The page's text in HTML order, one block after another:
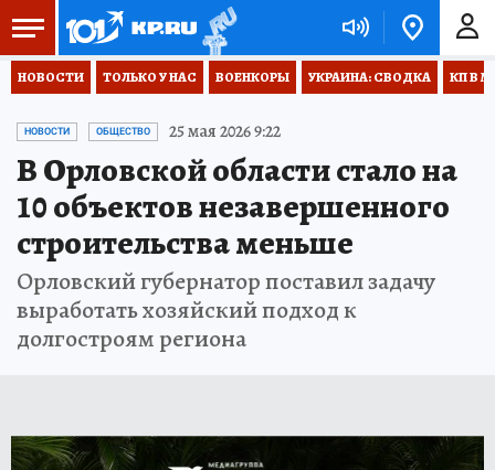
НОВОСТИ ТОЛЬКО У НАС ВОЕНКОРЫ УКРАИНА: СВОДКА КП В
НОВОСТИ ОБЩЕСТВО 25 мая 2026 9:22
В Орловской области стало на
10 объектов незавершенного
строительства меньше
Орловский губернатор поставил задачу
выработать хозяйский подход к
долгостроям региона